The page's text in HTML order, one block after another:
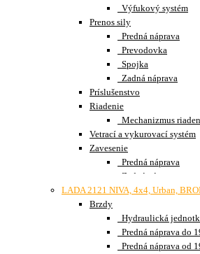
Výfukový systém
Prenos sily
Predná náprava
Prevodovka
Spojka
Zadná náprava
Príslušenstvo
Riadenie
Mechanizmus
Vetrací a vykurovací systém
Zavesenie
Predná náprava
Zadná náprava
LADA 2121 NIVA, 4x4, Urban,
Brzdy
Hydraulická
Predná náprava do
Predná náprava od